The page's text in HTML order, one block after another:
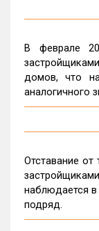
В феврале
домов, что
аналогичного
Отставание
наблюдается
подряд.